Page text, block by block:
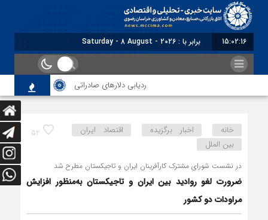
15:02:17 برابر با : Saturday - 8 August - 2026
ردیابی دلارهای صادراتی از اصلاح مقررات
52 خانه اخبار برگزیده
اقتصاد ایران
بین الملل
در نشست شورای مشترک کارآفرینان ایران و تاجیکستان مطرح شد
ضرورت لغو روادید بین ایران و تاجیکستان به‌منظور افزایش
مراودات دو کشور